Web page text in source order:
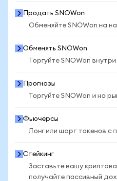
Продать SNOWon
Обменяйте SNOWon на
Обменять SNOWon
Торгуйте SNOWon
Прогнозы
Торгуйте SNOWon и на
Фьючерсы
Лонг или шорт токенов с
Стейкинг
Заставьте вашу
получайте пассивный